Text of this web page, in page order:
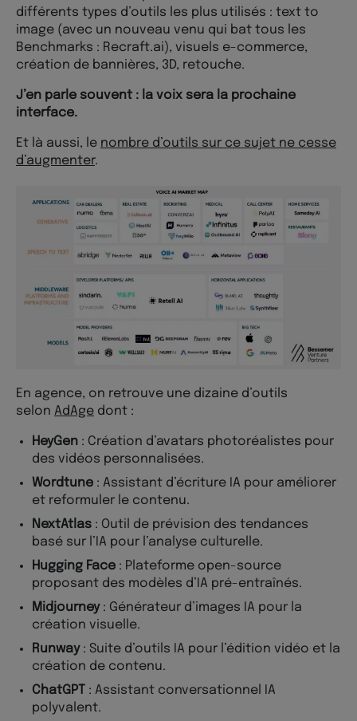
différents types d’outils les plus utilisés : text to
image (avec un nouveau venu qui bat tous les
Benchmarks : Recraft.ai), visuels e-commerce,
création de bannières, 3D, retouche.
J’en parle souvent : la voix sera la prochaine
interface.
Et là aussi, le nombre d’outils sur ce sujet ne cesse
d’augmenter.
En agence, on retrouve une dizaine d’outils
selon AdAge dont :
HeyGen : Création d’avatars photoréalistes pour
des vidéos personnalisées.
Wordtune : Assistant d’écriture IA pour améliorer
et reformuler le contenu.
NextAtlas : Outil de prévision des tendances
basé sur l’IA pour l’analyse culturelle.
Hugging Face : Plateforme open-source
proposant des modèles d’IA pré-entraînés.
Midjourney: Générateur d’images IA pour la
création visuelle.
Runway: Suite d’outils IA pour l’édition vidéo et la
création de contenu.
ChatGPT : Assistant conversationnel IA
polyvalent.